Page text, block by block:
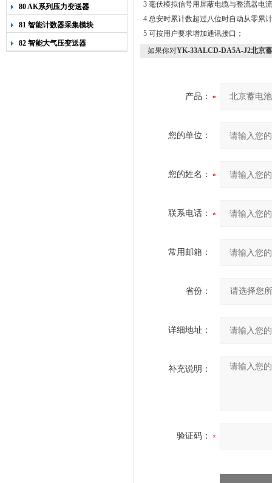
80 AK系列压力变送器
81 智能计数器采集模块
82 智能大气压变送器
3 毫伏模拟信号用屏蔽电缆与整流器电
4 总安时累计数超过八位时自动从零累
5 可按用户要求增加通讯接口；
如果你对YK-33ALCD-DA5A-J2北京
产品：
您的单位：
您的姓名：
联系电话：
常用邮箱：
省份：
详细地址：
补充说明：
验证码：